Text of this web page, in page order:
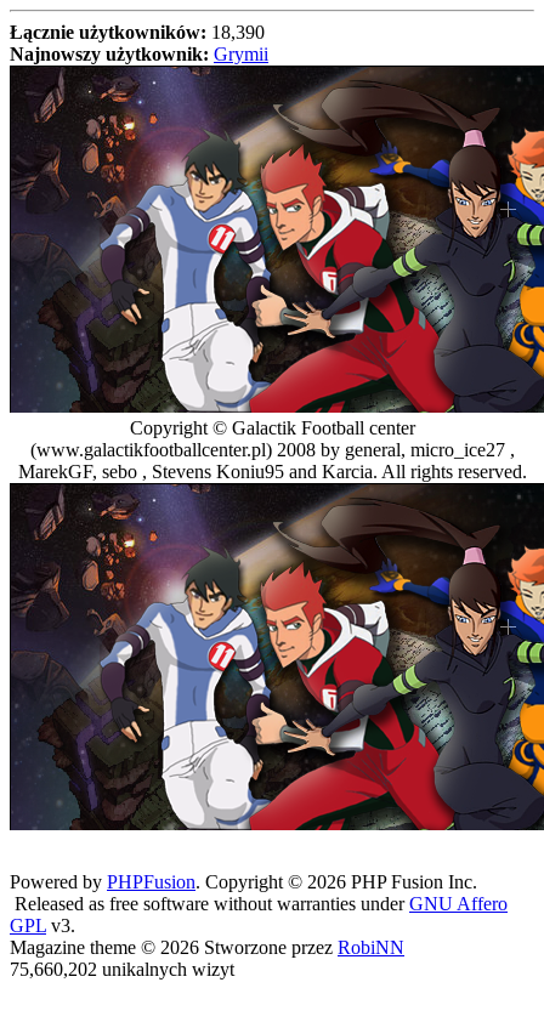
Łącznie użytkowników: 18,390
Najnowszy użytkownik: Grymii
Copyright © Galactik Football center
(www.galactikfootballcenter.pl) 2008 by general, micro_ice27 ,
MarekGF, sebo , Stevens Koniu95 and Karcia. All rights reserved.
Powered by PHPFusion. Copyright © 2026 PHP Fusion Inc.
Released as free software without warranties underGNU Affero
GPL v3.
Magazine theme © 2026 Stworzone przez RobiNN
75,660,202 unikalnych wizyt